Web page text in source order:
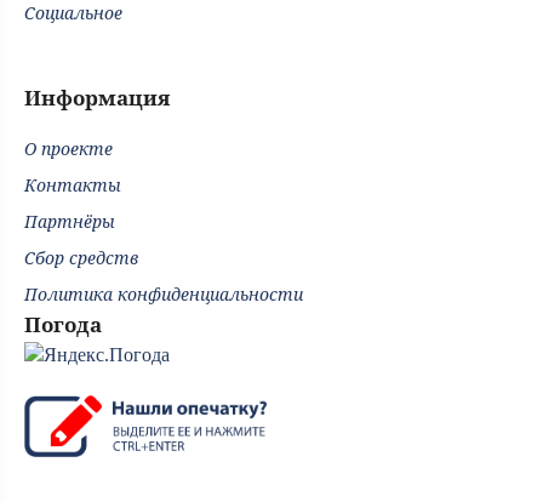
Социальное
Информация
О проекте
Контакты
Партнёры
Сбор средств
Политика конфиденциальности
Погода